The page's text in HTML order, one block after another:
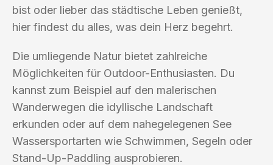
bist oder lieber das städtische Leben genießt,
hier findest du alles, was dein Herz begehrt.
Die umliegende Natur bietet zahlreiche
Möglichkeiten für Outdoor-Enthusiasten. Du
kannst zum Beispiel auf den malerischen
Wanderwegen die idyllische Landschaft
erkunden oder auf dem nahegelegenen See
Wassersportarten wie Schwimmen, Segeln oder
Stand-Up-Paddling ausprobieren.